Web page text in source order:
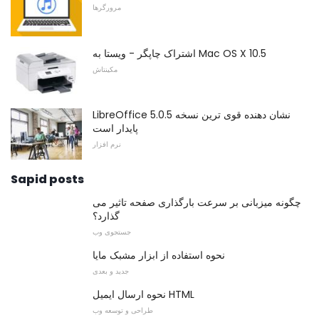
مرورگرها
اشتراک چاپگر - ویستا به Mac OS X 10.5
مکینتاش
LibreOffice 5.0.5 نشان دهنده قوی ترین نسخه
پایدار است
نرم افزار
Sapid posts
چگونه میزبانی بر سرعت بارگذاری صفحه تاثیر می
گذارد؟
جستجوی وب
نحوه استفاده از ابزار مشبک مایا
جدید و بعدی
نحوه ارسال ایمیل HTML
طراحی و توسعه وب